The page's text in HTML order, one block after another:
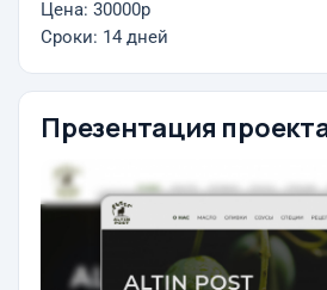
Цена: 30000р
Сроки: 14 дней
Презентация